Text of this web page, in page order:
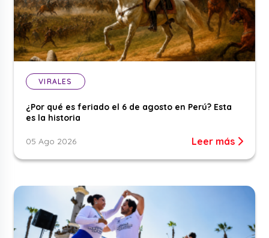
VIRALES
¿Por qué es feriado el 6 de agosto en Perú? Esta
es la historia
05 Ago 2026 Leer más